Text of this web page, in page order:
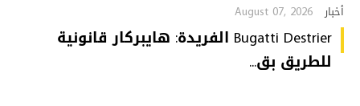
أخبار August 07, 2026
Bugatti Destrier الفريدة: هايبركار قانونية
للطريق بق...